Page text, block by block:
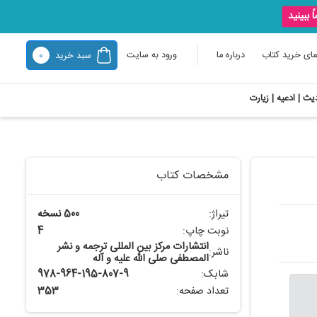
ببینید
خرید کتاب درباره ما ورود به سایت سبد خرید 0
| ادعیه | زیارت
مشخصات کتاب
تیراژ:
500 نسخه
نوبت چاپ:
4
ناشر:انتشارات مرکز بین المللی ترجمه و نشر
المصطفی صلی الله علیه و آله
شابک:
978-964-195-807-9
تعداد صفحه:
353